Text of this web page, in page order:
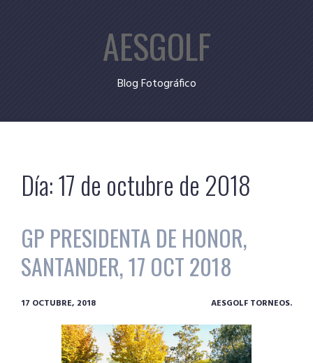
AESGOLF
Blog Fotográfico
Día:17 de octubre de 2018
GP PRESIDENTA DE HONOR,
SANTANDER, 17 OCT 2018
17 OCTUBRE, 2018 AESGOLF TORNEOS.